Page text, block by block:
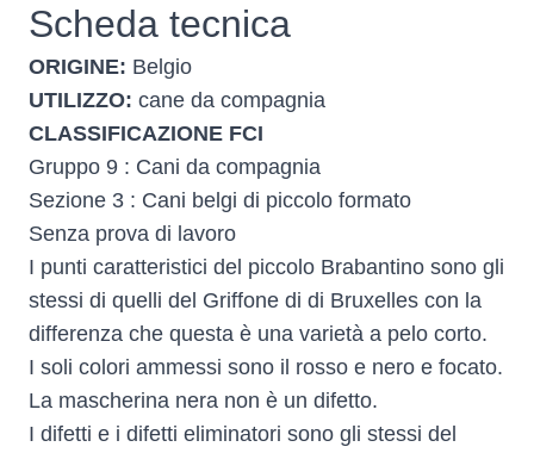
Scheda tecnica
ORIGINE: Belgio
UTILIZZO: cane da compagnia
CLASSIFICAZIONE FCI
Gruppo 9 : Cani da compagnia
Sezione 3 : Cani belgi di piccolo formato
Senza prova di lavoro
I punti caratteristici del piccolo Brabantino sono gli
stessi di quelli del Griffone di di Bruxelles con la
differenza che questa è una varietà a pelo corto.
I soli colori ammessi sono il rosso e nero e focato.
La mascherina nera non è un difetto.
I difetti e i difetti eliminatori sono gli stessi del